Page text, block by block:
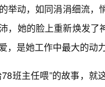
举动，如同涓涓细流，
，她的脸上重新焕发
，是她工作中最大的动
78班主任喂”的故事，